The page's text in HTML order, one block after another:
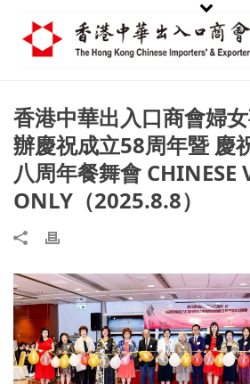
香港中華出入口商會婦
辦慶祝成立58周年暨 慶
八周年餐舞會 CHINESE
ONLY（2025.8.8）